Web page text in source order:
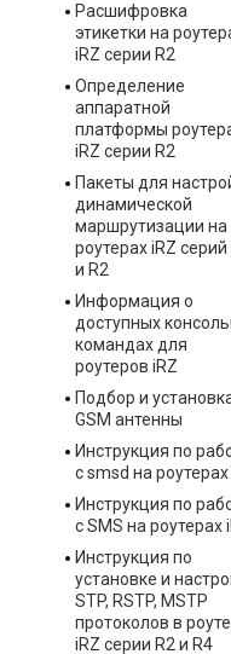
Расшифровка
этикетки на
iRZ серии R2
Определение
аппаратной
платформы
iRZ серии R2
Пакеты для
динамической
маршрутизации на
роутерах iRZ серий
и R2
Информация о
доступных
командах для
роутеров iRZ
Подбор и
GSM антенны
Инструкция по
с smsd на роутерах
Инструкция по
с SMS на роутерах
Инструкция по
установке и
STP, RSTP, MSTP
протоколов в
iRZ серии R2 и R4